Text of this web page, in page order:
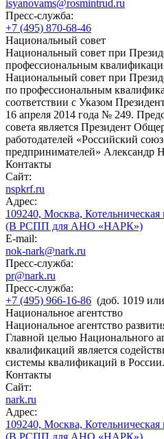
isyanovams@rosmintrud.ru
Пресс-служба:
+7 (495) 870-68-46
Национальный совет
Национальный совет при
профессиональным
Национальный совет при
по профессиональным
соответствии с Указом
16 апреля 2014 года № 249.
совета является Президент
работодателей «Российский
предпринимателей» Александр
Контакты
Сайт:
nspkrf.ru
Адрес:
109240, Москва, Котельническая
(В РСПП для АНО «НАРК»)
E-mail:
nok-nark@nark.ru
Пресс-служба:
pr@nark.ru
Пресс-служба:
+7 (495) 966-16-86 (доб. 1019
Национальное агентство
Национальное агентство
Главной целью Национального
квалификаций является
системы квалификаций в России.
Контакты
Сайт:
nark.ru
Адрес:
109240, Москва, Котельническая
(В РСПП для АНО «НАРК»)